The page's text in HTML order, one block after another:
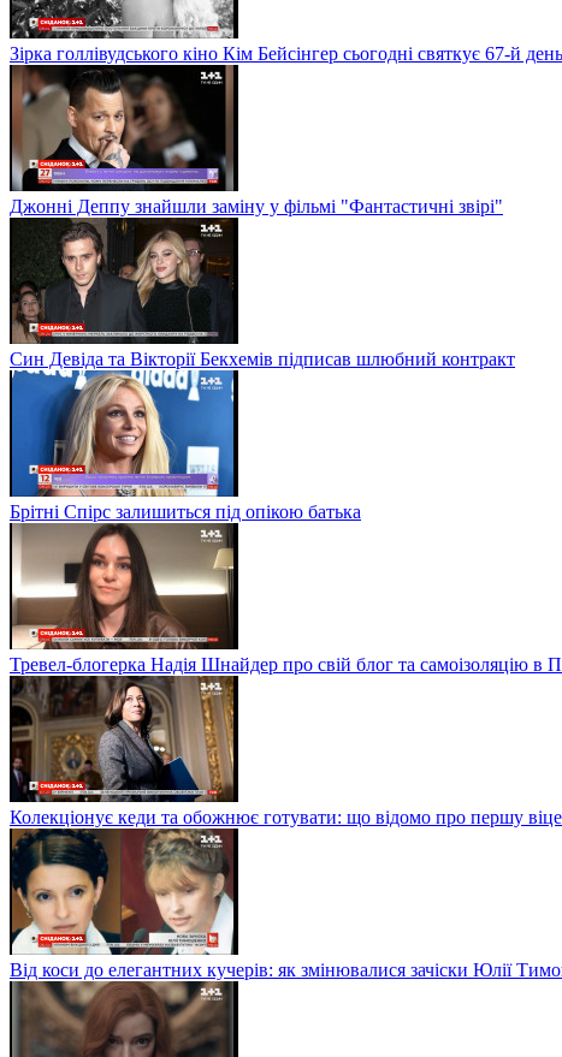
Зірка голлівудського кіно Кім Бейсінгер сьогодні святкує 67-й
Джонні Деппу знайшли заміну у фільмі "Фантастичні звірі"
Син Девіда та Вікторії Бекхемів підписав шлюбний контракт
Брітні Спірс залишиться під опікою батька
Тревел-блогерка Надія Шнайдер про свій блог та самоізоляцію в
Колекціонує кеди та обожнює готувати: що відомо про першу
Від коси до елегантних кучерів: як змінювалися зачіски Юлії